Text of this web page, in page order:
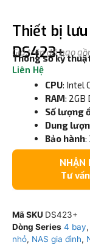
Thiết bị
DS423+
Liên Hệ
Giá trên đã bao
Thông số kỹ
CPU: Intel
RAM: 2GB
Số lượng
Dung
Bảo hành:
NHẬN
Tư
Mã SKU DS423+
Dòng Series 4 bay,
nhỏ, NAS gia đình,